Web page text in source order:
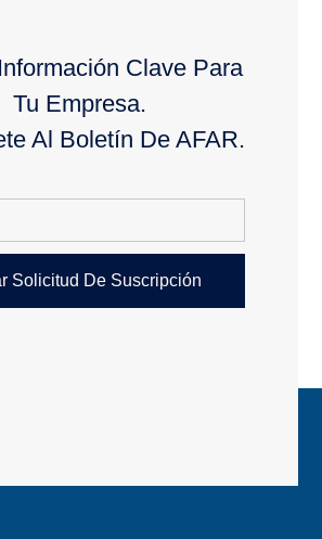
emergencias con amoníaco en
se ha celebrado en Lucena •
clave para la seguridad y el
del sector de […]
Clave Para
Tu Empresa.
Al Boletín De AFAR.
Solicitud De Suscripción